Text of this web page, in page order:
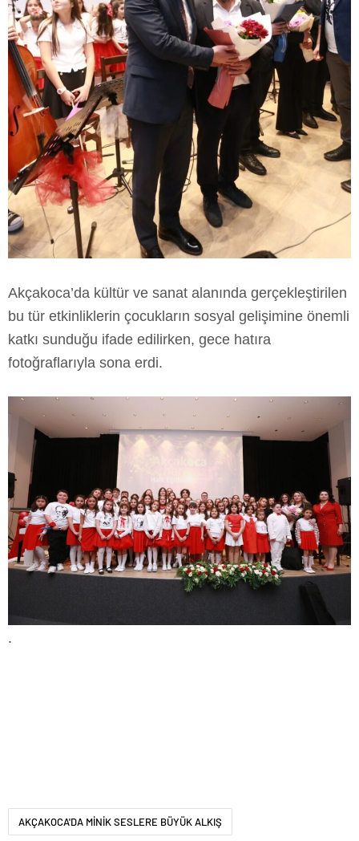
Akçakoca’da kültür ve sanat alanında gerçekleştirilen
bu tür etkinliklerin çocukların sosyal gelişimine önemli
katkı sunduğu ifade edilirken, gece hatıra
fotoğraflarıyla sona erdi.
.
AKÇAKOCA'DA MİNİK SESLERE BÜYÜK ALKIŞ